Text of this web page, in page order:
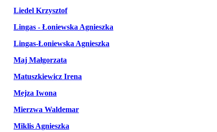
Liedel Krzysztof
Lingas - Łoniewska Agnieszka
Lingas-Łoniewska Agnieszka
Maj Małgorzata
Matuszkiewicz Irena
Mejza Iwona
Mierzwa Waldemar
Miklis Agnieszka